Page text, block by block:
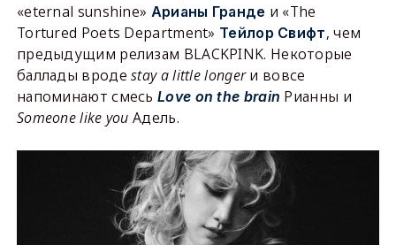
«eternal sunshine» Арианы Гранде и «The
Tortured Poets Department» Тейлор Свифт, чем
предыдущим релизам BLACKPINK. Некоторые
баллады вродеstay a little longerи вовсе
напоминают смесьLove on the brain Рианны и
Someone like you Адель.